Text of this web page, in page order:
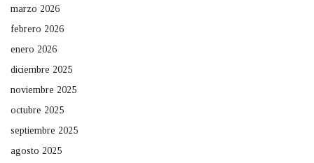
marzo 2026
febrero 2026
enero 2026
diciembre 2025
noviembre 2025
octubre 2025
septiembre 2025
agosto 2025